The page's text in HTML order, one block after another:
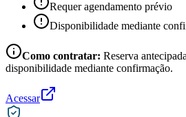
Requer agendamento prévio
Disponibilidade mediante
Como contratar: Reserva
disponibilidade mediante confirmação.
Acessar